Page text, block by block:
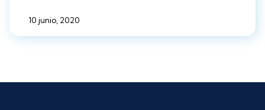
10 junio, 2020